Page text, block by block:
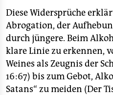
Diese Widersprüche
Abrogation, der
durch jüngere. Beim
klare Linie zu erkennen,
Weines als Zeugnis der
16:67) bis zum Gebot,
Satans“ zu meiden (Der